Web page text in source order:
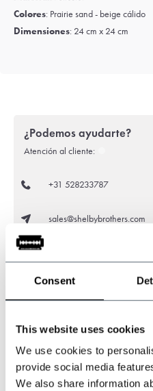
Consent
This website uses cookies
We use cookies to
provide social media
We also share information
Colores: Prairie sand - beige cálido
Dimensiones: 24 cm x 24 cm
¿Podemos ayudarte?
Atención al cliente:
+31 528233787
sales@shelbybrothers.com
509customers give us a
Compartir este producto